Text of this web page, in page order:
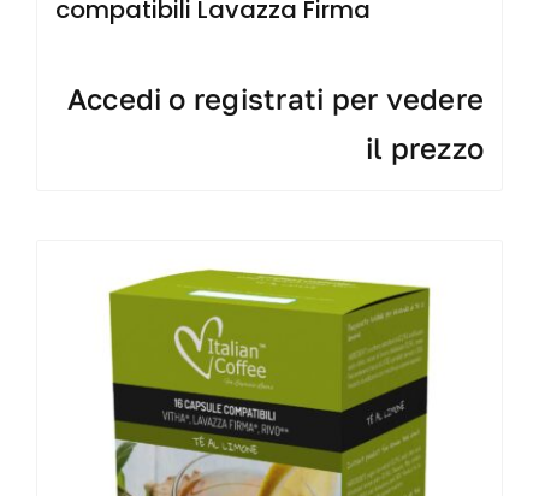
compatibili Lavazza Firma
Accedi o registrati per vedere
il prezzo